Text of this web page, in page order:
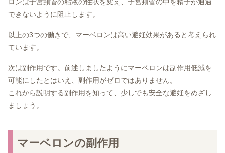
できないように阻止します。
以上の3つの働きで、マーベロンは高い避妊効果があると考えられ
ています。
次は副作用です。前述しましたようにマーベロンは副作用低減を
可能にしたとはいえ、副作用がゼロではありません。
これから説明する副作用を知って、少しでも安全な避妊をめざし
ましょう。
マーベロンの副作用